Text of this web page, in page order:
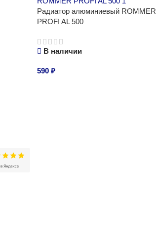
Радиатор алюминиевый ROMMER
PROFI AL 500
В наличии
590 ₽